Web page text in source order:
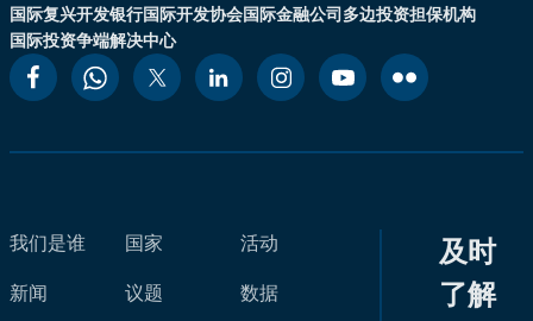
国际复兴开发银行国际开发协会国际金融公司多边投资担保机构
国际投资争端解决中心
我们是谁
新闻
国家
议题
活动
数据
及时
了解